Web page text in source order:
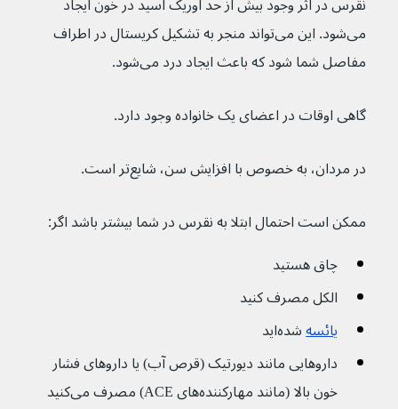
می‌شود. این می‌تواند منجر به تشکیل کریستال در اطراف
مفاصل شما شود که باعث ایجاد درد می‌شود.
گاهی اوقات در اعضای یک خانواده وجود دارد.
در مردان، به خصوص با افزایش سن، شایع‌تر است.
ممکن است احتمال ابتلا به نقرس در شما بیشتر باشد اگر:
چاق هستید
الکل مصرف کنید
یائسه شده‌اید
داروهایی مانند دیورتیک (قرص آب) یا داروهای فشار
خون بالا (مانند مهارکننده‌های ACE) مصرف می‌کنید